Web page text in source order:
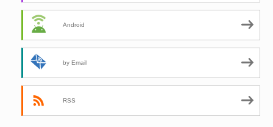
Android
by Email
RSS